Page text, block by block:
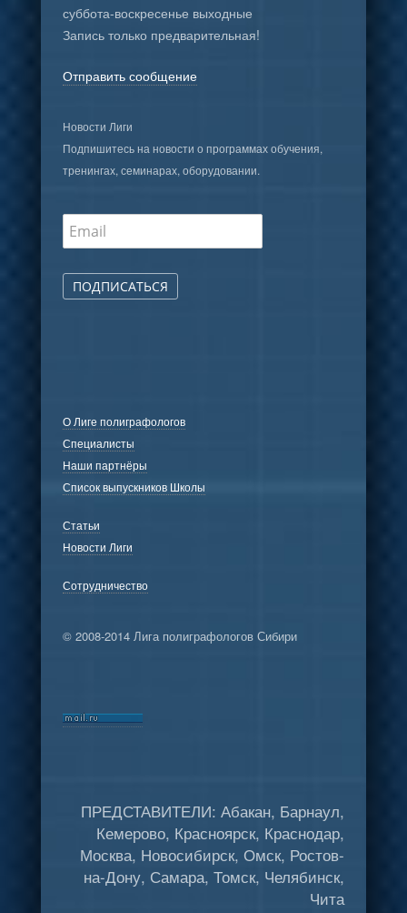
суббота-воскресенье выходные
Запись только предварительная!
Отправить сообщение
Новости Лиги
Подпишитесь на новости о программах обучения,
тренингах, семинарах, оборудовании.
ПОДПИСАТЬСЯ
О Лиге полиграфологов
Специалисты
Наши партнёры
Список выпускников Школы
Статьи
Новости Лиги
Сотрудничество
© 2008-2014 Лига полиграфологов Сибири
ПРЕДСТАВИТЕЛИ: Абакан, Барнаул,
Кемерово, Красноярск, Краснодар,
Москва, Новосибирск, Омск, Ростов-
на-Дону, Самара, Томск, Челябинск,
Чита